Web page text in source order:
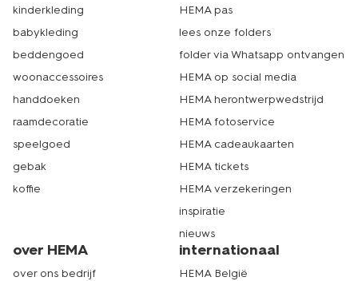
kinderkleding
babykleding
beddengoed
woonaccessoires
handdoeken
raamdecoratie
speelgoed
gebak
koffie
HEMA pas
lees onze folders
folder via Whatsapp ontvangen
HEMA op social media
HEMA herontwerpwedstrijd
HEMA fotoservice
HEMA cadeaukaarten
HEMA tickets
HEMA verzekeringen
inspiratie
nieuws
over HEMA
over ons bedrijf
internationaal
HEMA België